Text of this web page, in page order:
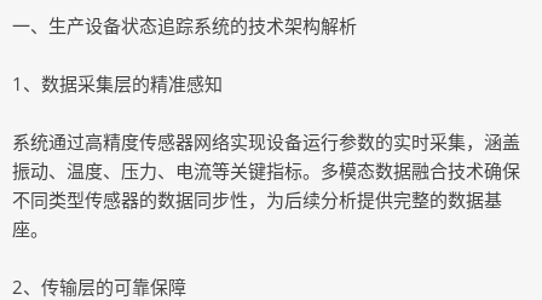
一、生产设备状态追踪系统的技术架构解析
1、数据采集层的精准感知
系统通过高精度传感器网络实现设备运行参数的实时采集，涵盖
振动、温度、压力、电流等关键指标。多模态数据融合技术确保
不同类型传感器的数据同步性，为后续分析提供完整的数据基
座。
2、传输层的可靠保障